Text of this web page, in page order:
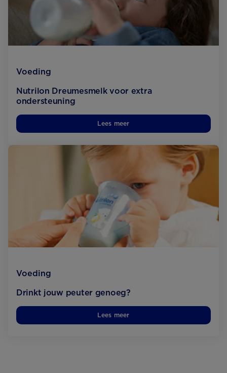
Voeding
Nutrilon Dreumesmelk voor extra
ondersteuning
Lees meer
Voeding
Drinkt jouw peuter genoeg?
Lees meer